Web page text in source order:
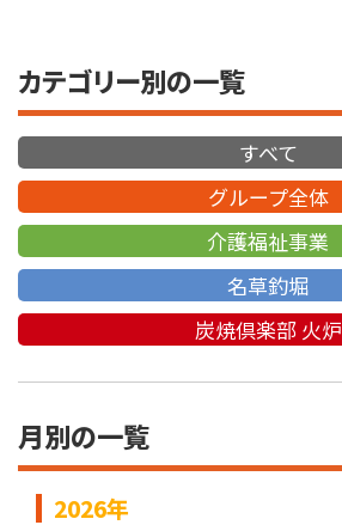
カテゴリー別の一覧
すべて
グループ全体
介護福祉事業
名草釣堀
炭焼倶楽部 火炉
月別の一覧
2026年